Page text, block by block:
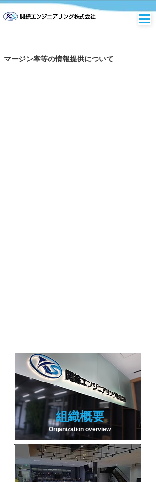
マージン率等の情報提供について
Organization overview
組織概要